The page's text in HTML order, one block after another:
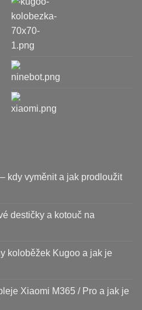
kdy vyměnit a jak prodloužit
destičky a kotouč na
koloběžek Kugoo a jak je
Xiaomi M365 / Pro a jak je